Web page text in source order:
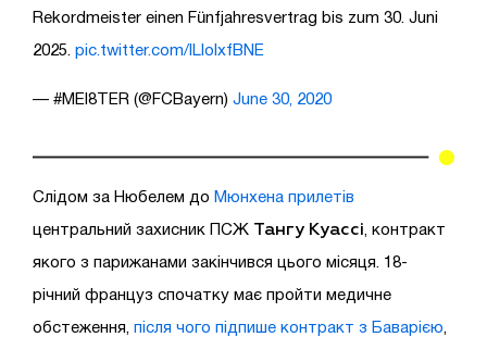
Rekordmeister einen Fünfjahresvertrag bis zum 30. Juni
2025. pic.twitter.com/lLIolxfBNE
— #MEI8TER (@FCBayern) June 30, 2020
Слідом за Нюбелем до Мюнхена прилетів
центральний захисник ПСЖ Тангу Куассі , контракт
якого з парижанами закінчився цього місяця. 18-
річний француз спочатку має пройти медичне
обстеження, після чого підпише контракт з Баварією